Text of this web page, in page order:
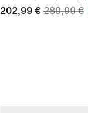
202,99 € 289,99 €